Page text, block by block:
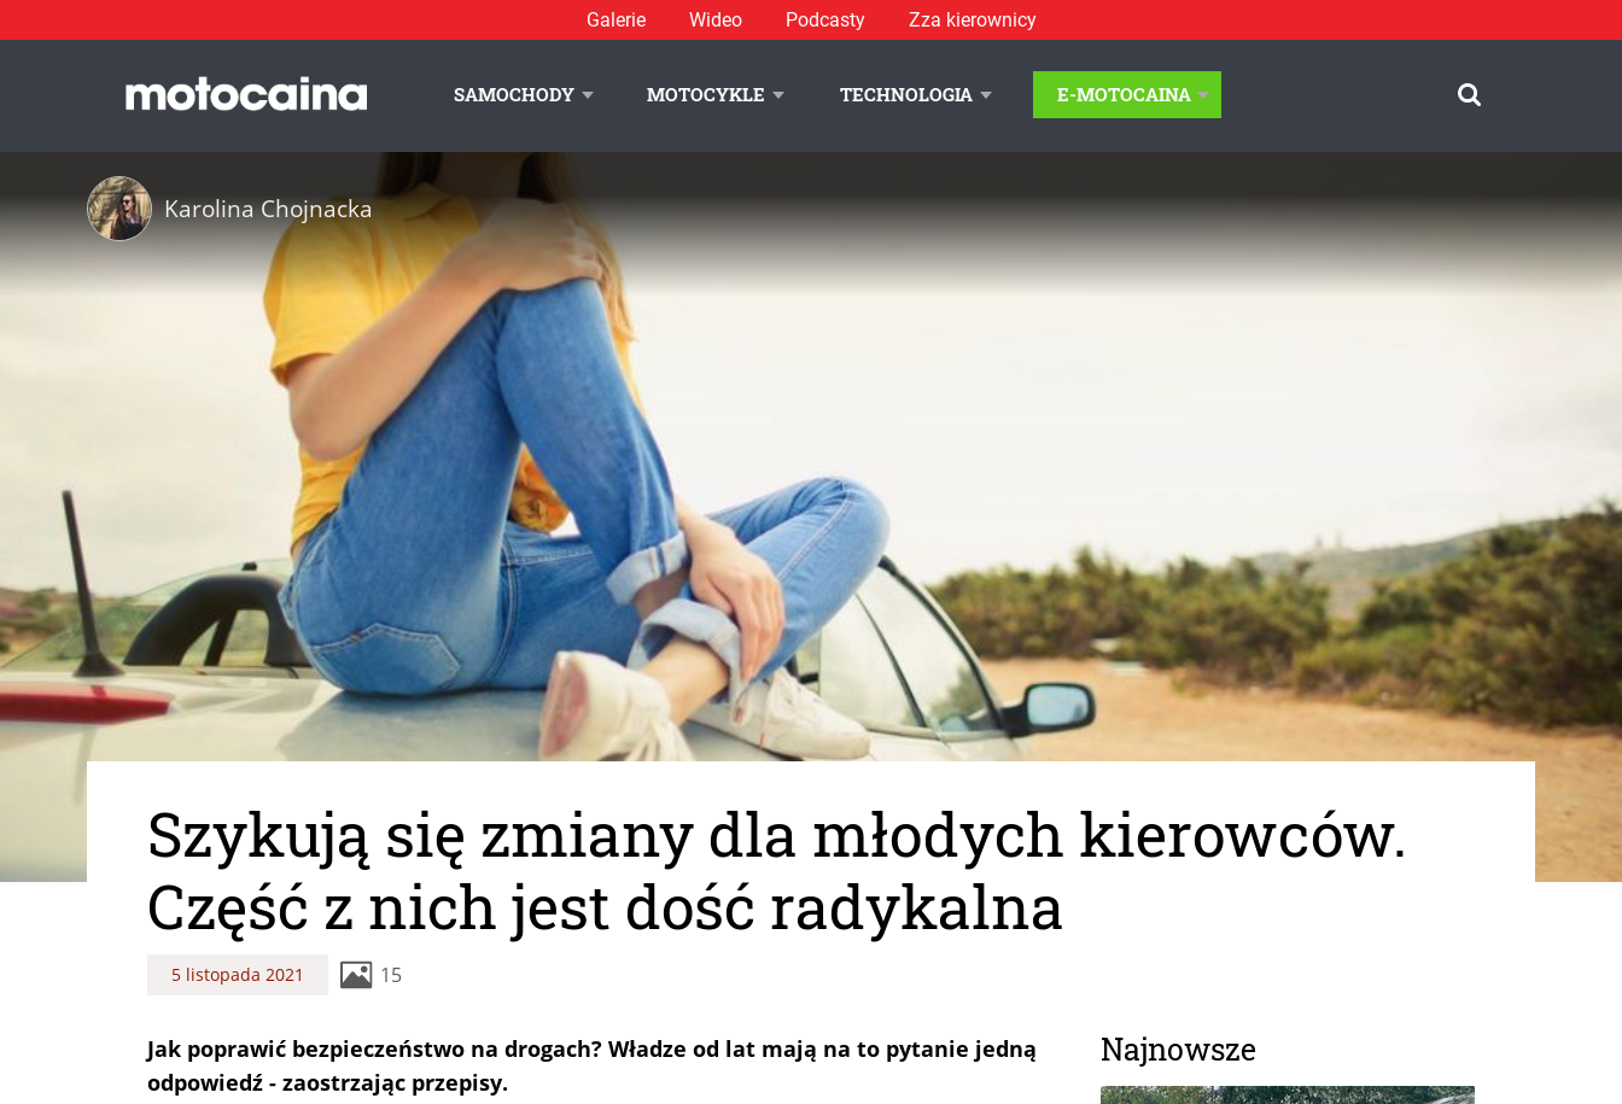
Galerie Wideo Podcasty Zza kierownicy
SAMOCHODY MOTOCYKLE TECHNOLOGIA E-MOTOCAINA
Karolina Chojnacka
Szykują się zmiany dla młodych kierowców.
Część z nich jest dość radykalna
5 listopada 2021 15
Jak poprawić bezpieczeństwo na drogach? Władze od lat mają na to pytanie jedną
odpowiedź - zaostrzając przepisy.
Najnowsze